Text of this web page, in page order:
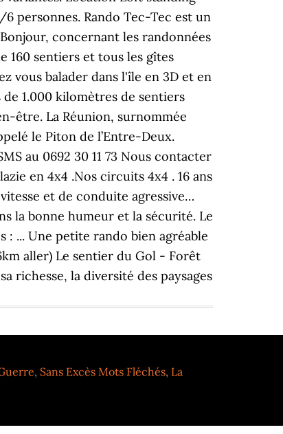
, Sans Excès Mots Fléchés, La